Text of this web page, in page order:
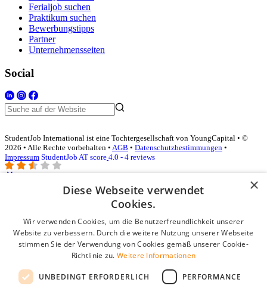
Ferialjob suchen
Praktikum suchen
Bewerbungstipps
Partner
Unternehmensseiten
Social
StudentJob International ist eine Tochtergesellschaft von YoungCapital • ©
2026 • Alle Rechte vorbehalten • AGB • Datenschutzbestimmungen •
Impressum StudentJob AT score 4.0 - 4 reviews
Login für Unternehmen
E-Mail*
Passwort
Angemeldet bleiben
Passwort vergessen?
×
Diese Webseite verwendet
Cookies.
Wir verwenden Cookies, um die Benutzerfreundlichkeit unserer
Website zu verbessern. Durch die weitere Nutzung unserer Webseite
stimmen Sie der Verwendung von Cookies gemäß unserer Cookie-
Richtlinie zu. Weitere Informationen
UNBEDINGT ERFORDERLICH PERFORMANCE